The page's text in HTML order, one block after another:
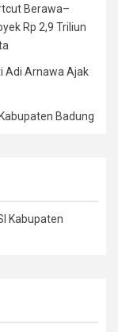
Berawa–
Rp 2,9 Triliun
Adi Arnawa Ajak
Badung
Kabupaten